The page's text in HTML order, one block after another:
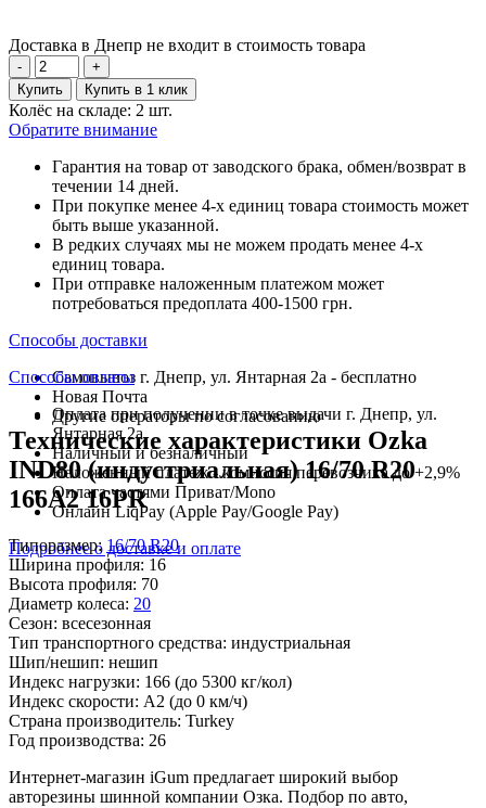
Доставка в Днепр не входит в стоимость товара
-
+
Купить
Купить в 1 клик
Колёс на складе: 2 шт.
Обратите внимание
Гарантия на товар от заводского брака, обмен/возврат в
течении 14 дней.
При покупке менее 4-х единиц товара стоимость может
быть выше указанной.
В редких случаях мы не можем продать менее 4-х
единиц товара.
При отправке наложенным платежом может
потребоваться предоплата 400-1500 грн.
Способы доставки
Самовывоз г. Днепр, ул. Янтарная 2а - бесплатно
Новая Почта
Другие операторы по согласованию
Способы оплаты
Оплата при получении в точке выдачи г. Днепр, ул.
Янтарная 2а
Наличный и безналичный
Наложенный платеж - комиссия перевозчика до +2,9%
Оплата частями Приват/Mono
Онлайн LiqPay (Apple Pay/Google Pay)
Подробнее о доставке и оплате
Технические характеристики Ozka
IND80 (индустриальная) 16/70 R20
166A2 16PR
Типоразмер: 16/70 R20
Ширина профиля: 16
Высота профиля: 70
Диаметр колеса: 20
Сезон: всесезонная
Тип транспортного средства: индустриальная
Шип/нешип: нешип
Индекс нагрузки: 166 (до 5300 кг/кол)
Индекс скорости: A2 (до 0 км/ч)
Страна производитель: Turkey
Год производства: 26
Интернет-магазин iGum предлагает широкий выбор
авторезины шинной компании Озка. Подбор по авто,